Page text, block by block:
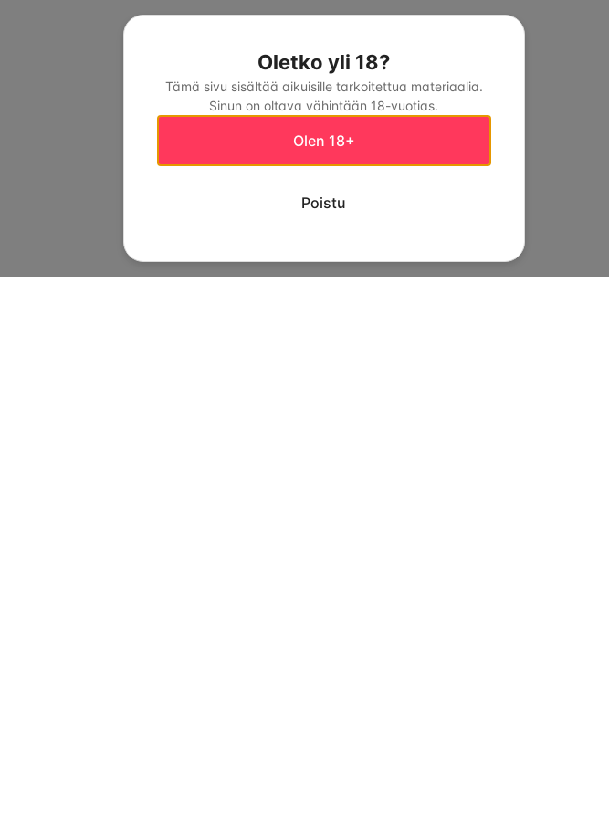
Oletko yli 18?
Tämä sivu sisältää aikuisille tarkoitettua materiaalia.
Sinun on oltava vähintään 18-vuotias.
Olen 18+
Poistu